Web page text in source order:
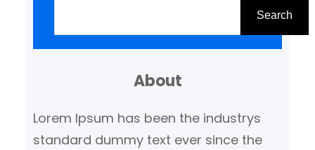
Search
About
Lorem Ipsum has been the industrys
standard dummy text ever since the